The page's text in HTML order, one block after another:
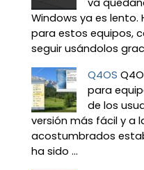
va
Windows ya es lento.
para estos equipos,
seguir usándolos
Q4OS
para
de los
versión más fácil y a
acostumbrados
ha sido ...